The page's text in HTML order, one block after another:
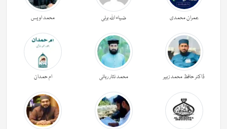
عمران محمدی ضیاء اللہ برنی محمد اویس
ڈاکٹر حافظ محمد زبیر محمد نثار ربانی ام حمدان